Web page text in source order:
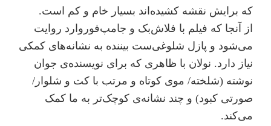
که برایش نقشه کشیده‌اند بسیار خام و کم است.
از آنجا که فیلم با فلاش‌بک و جامپ‌فوروارد روایت
می‌شود و پازل شلوغی‌ست بیننده به نشانه‌های کمکی
نیاز دارد. نولان با ظاهری که برای نویسنده‌ی جوان
نوشته (شلخته/ موی کوتاه و مرتب با کت و شلوار/
صورتی کبود) و چند نشانه‌ی کوچک‌تر به ما کمک
می‌کند.